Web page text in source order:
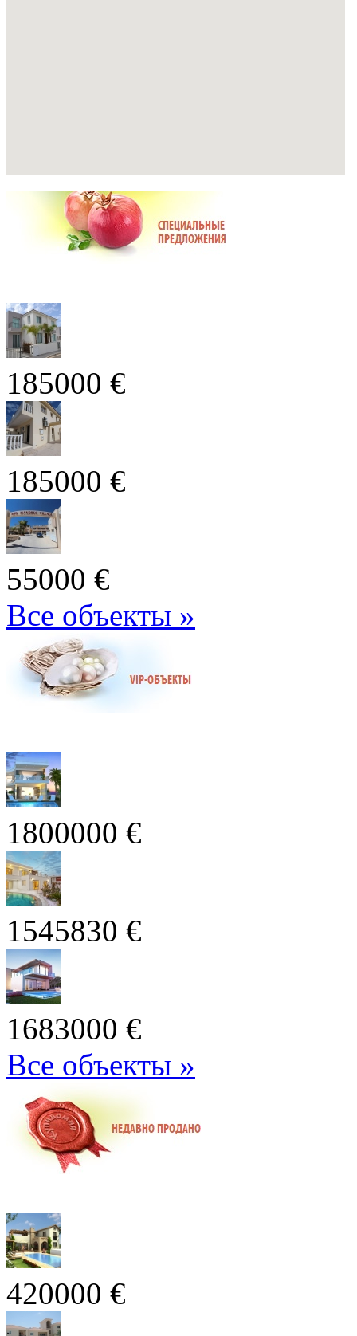
185000 €
185000 €
55000 €
Все объекты »
1800000 €
1545830 €
1683000 €
Все объекты »
420000 €